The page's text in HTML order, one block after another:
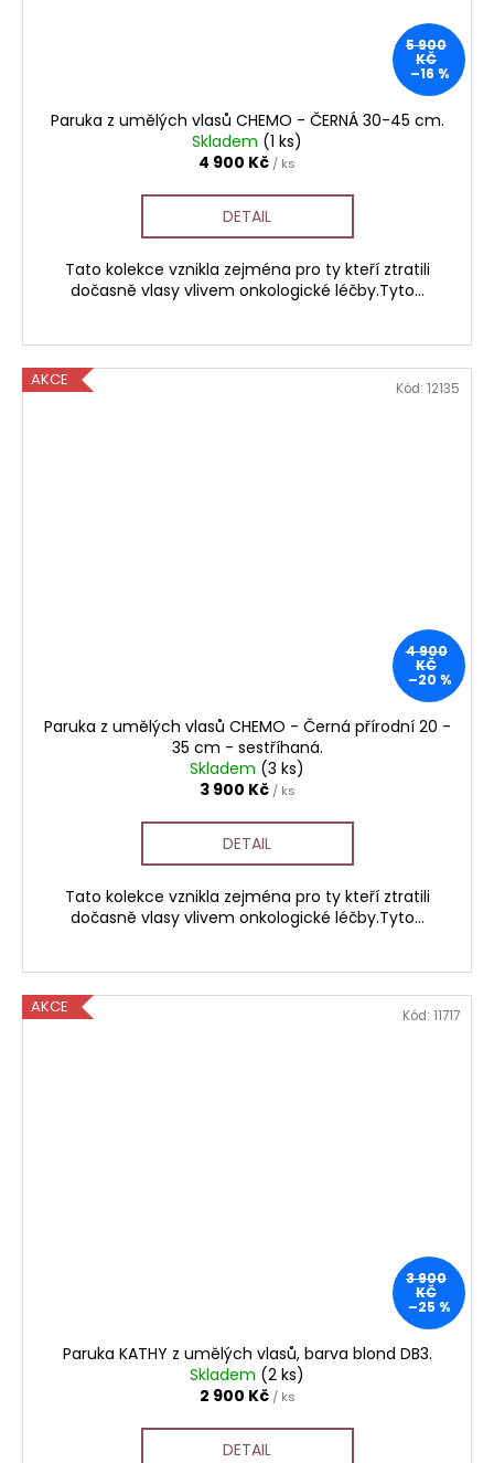
5 900
KČ
–16 %
Paruka z umělých vlasů CHEMO - ČERNÁ 30-45 cm.
Skladem (1 ks)
4 900 Kč / ks
DETAIL
Tato kolekce vznikla zejména pro ty kteří ztratili
dočasně vlasy vlivem onkologické léčby.Tyto...
AKCE
4 900
KČ
–20 %
Paruka z umělých vlasů CHEMO - Černá přírodní 20 -
35 cm - sestříhaná.
Skladem (3 ks)
3 900 Kč / ks
DETAIL
Tato kolekce vznikla zejména pro ty kteří ztratili
dočasně vlasy vlivem onkologické léčby.Tyto...
Kód: 12135
AKCE
3 900
KČ
–25 %
Paruka KATHY z umělých vlasů, barva blond DB3.
Skladem (2 ks)
2 900 Kč / ks
DETAIL
Kód: 11717